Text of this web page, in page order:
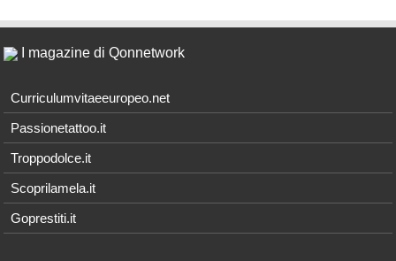
I magazine di Qonnetwork
Curriculumvitaeeuropeo.net
Passionetattoo.it
Troppodolce.it
Scoprilamela.it
Goprestiti.it